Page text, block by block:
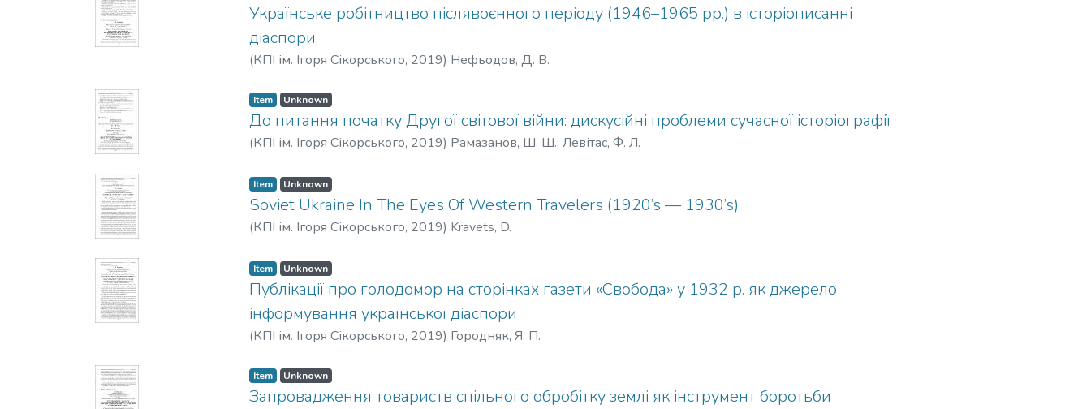
Українське робітництво післявоєнного періоду (1946–1965 рр.) в історіописанні
діаспори
(КПІ ім. Ігоря Сікорського, 2019) Нефьодов, Д. В.
Item Unknown
До питання початку Другої світової війни: дискусійні проблеми сучасної історіографії
(КПІ ім. Ігоря Сікорського, 2019) Рамазанов, Ш. Ш.; Левітас, Ф. Л.
Item Unknown
Soviet Ukraine In The Eyes Of Western Travelers (1920’s — 1930’s)
(КПІ ім. Ігоря Сікорського, 2019) Kravets, D.
Item Unknown
Публікації про голодомор на сторінках газети «Свобода» у 1932 р. як джерело
інформування української діаспори
(КПІ ім. Ігоря Сікорського, 2019) Городняк, Я. П.
Item Unknown
Запровадження товариств спільного обробітку землі як інструмент боротьби